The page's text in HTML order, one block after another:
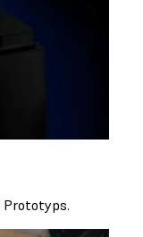
Prototyps.